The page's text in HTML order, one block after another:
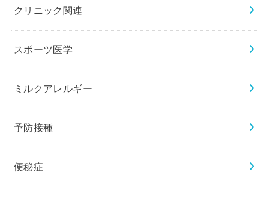
クリニック関連
スポーツ医学
ミルクアレルギー
予防接種
便秘症